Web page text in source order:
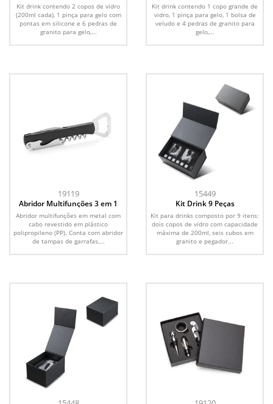
Kit drink contendo 2 copos de vidro
(200ml cada), 1 pinça para gelo com
pontas em silicone e 6 pedras de
granito para gelo,...
Kit drink contendo 1 copo grande de
vidro, 1 pinça para gelo, 1 bolsa de
veludo e 4 pedras de granito para
gelo,...
19119
Abridor Multifunções 3 em 1
Abridor multifunções em metal com
cabo revestido em plástico
polipropileno (PP). Conta com abridor
de tampas de garrafas,...
15449
Kit Drink 9 Peças
Kit para drinks composto por 9 itens:
dois copos de vidro com capacidade
máxima de 200ml, seis cubos em
granito e pegador...